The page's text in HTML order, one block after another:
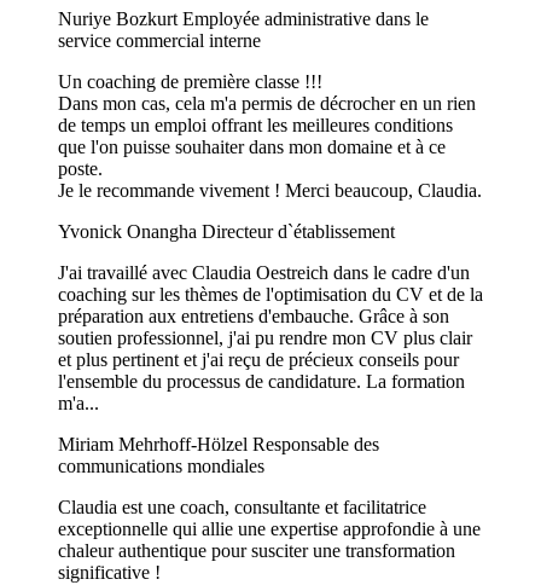
Nuriye Bozkurt Employée administrative dans le
service commercial interne
Un coaching de première classe !!!
Dans mon cas, cela m'a permis de décrocher en un rien
de temps un emploi offrant les meilleures conditions
que l'on puisse souhaiter dans mon domaine et à ce
poste.
Je le recommande vivement ! Merci beaucoup, Claudia.
Yvonick Onangha Directeur d`établissement
J'ai travaillé avec Claudia Oestreich dans le cadre d'un
coaching sur les thèmes de l'optimisation du CV et de la
préparation aux entretiens d'embauche. Grâce à son
soutien professionnel, j'ai pu rendre mon CV plus clair
et plus pertinent et j'ai reçu de précieux conseils pour
l'ensemble du processus de candidature. La formation
m'a...
Miriam Mehrhoff-Hölzel Responsable des
communications mondiales
Claudia est une coach, consultante et facilitatrice
exceptionnelle qui allie une expertise approfondie à une
chaleur authentique pour susciter une transformation
significative !